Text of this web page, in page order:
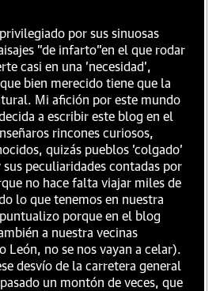
por sus sinuosas
"de infarto"en el que rodar
casi en una 'necesidad',
bien merecido tiene que la
Mi afición por este mundo
a escribir este blog en el
rincones curiosos,
quizás pueblos 'colgado'
peculiaridades contadas por
no hace falta viajar miles de
lo que tenemos en nuestra
porque en el blog
a nuestra vecinas
León, no se nos vayan a celar).
desvío de la carretera general
un montón de veces, que